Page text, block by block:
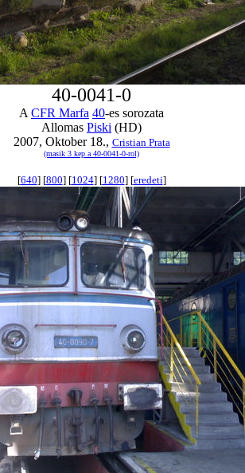
40-0041-0
A CFR Marfa 40-es sorozata
Allomas Piski (HD)
2007, Oktober 18., Cristian Prata
(masik 3 kep a 40-0041-0-rol)
[640] [800] [1024] [1280] [eredeti]